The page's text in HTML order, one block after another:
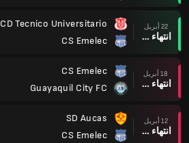
22 أبريل
انتهاء وقت المباراة
CD Tecnico Universitario
CS Emelec
18 أبريل
انتهاء وقت المباراة
CS Emelec
Guayaquil City FC
12 أبريل
انتهاء وقت المباراة
SD Aucas
CS Emelec